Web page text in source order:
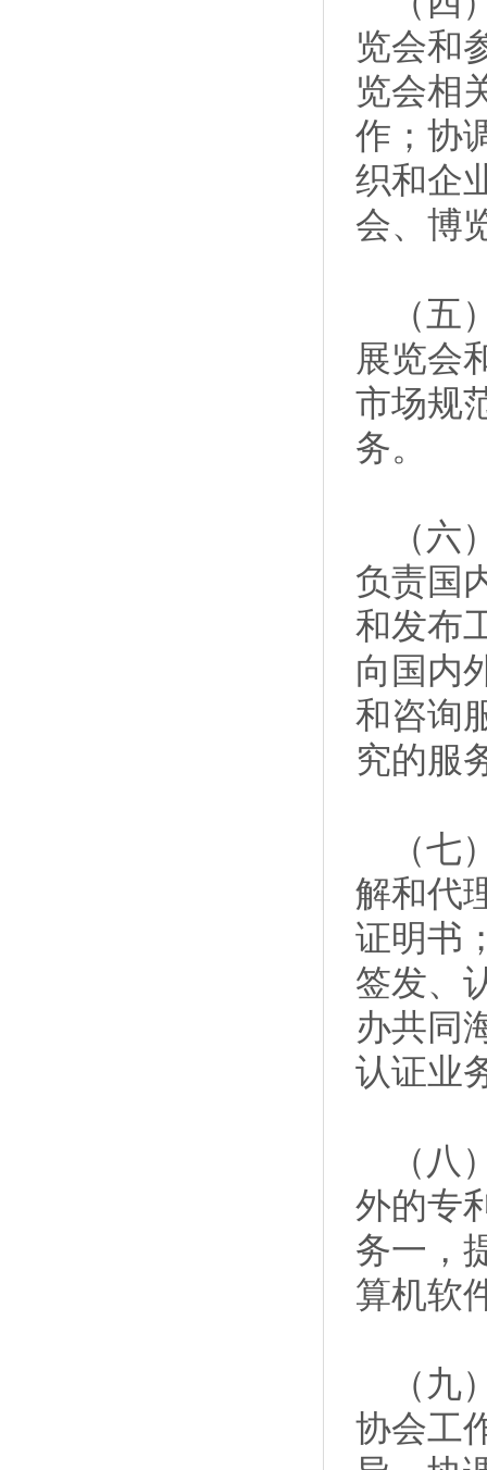
览会和
览会相
作；协
织和企
会、博
（五
展览会
市场规
务。
（六
负责国
和发布
向国内
和咨询
究的服
（七
解和代
证明书
签发、
办共同
认证业
（八
外的专
务一，
算机软
（九
协会工